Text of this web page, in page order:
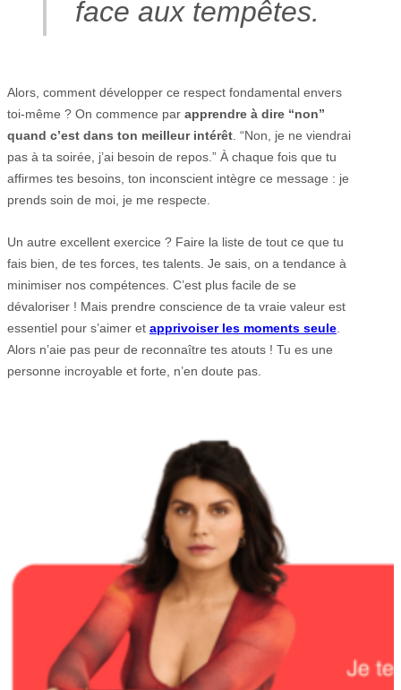
face aux tempêtes.
Alors, comment développer ce respect fondamental envers
toi-même ? On commence par apprendre à dire “non”
quand c’est dans ton meilleur intérêt . “Non, je ne viendrai
pas à ta soirée, j’ai besoin de repos.” À chaque fois que tu
affirmes tes besoins, ton inconscient intègre ce message : je
prends soin de moi, je me respecte.
Un autre excellent exercice ? Faire la liste de tout ce que tu
fais bien, de tes forces, tes talents. Je sais, on a tendance à
minimiser nos compétences. C’est plus facile de se
dévaloriser ! Mais prendre conscience de ta vraie valeur est
essentiel pour s’aimer et apprivoiser les moments seule
Alors n’aie pas peur de reconnaître tes atouts ! Tu es une
personne incroyable et forte, n’en doute pas.